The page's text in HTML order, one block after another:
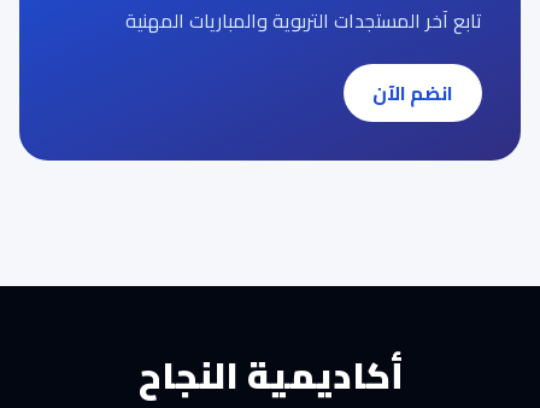
تابع آخر المستجدات التربوية والمباريات المهنية
انضم الآن
أكاديمية النجاح